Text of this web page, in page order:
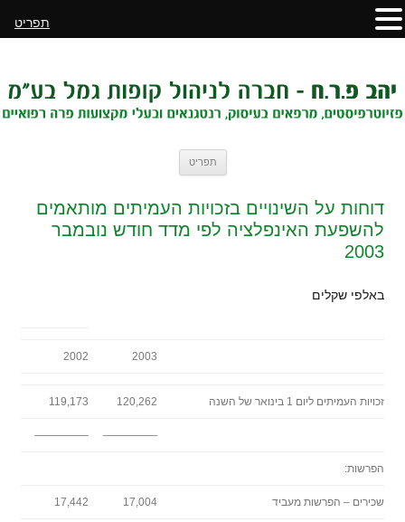
תפריט
דוחות על השינויים בזכויות העמיתים מותאמים
להשפעת האינפלציה לפי מדד חודש נובמבר
2003
באלפי שקלים
2002 2003
119,173 120,262 זכויות העמיתים ליום 1 בינואר של השנה
————— —————
הפרשות:
17,442 17,004 שכירים – הפרשות מעביד
תפריט